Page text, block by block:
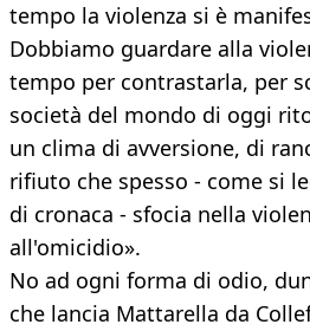
tempo la violenza si è
Dobbiamo guardare alla
tempo per contrastarla, per
società del mondo di oggi
un clima di avversione, di
rifiuto che spesso - come si
di cronaca - sfocia nella
all'omicidio».
No ad ogni forma di odio,
che lancia Mattarella da